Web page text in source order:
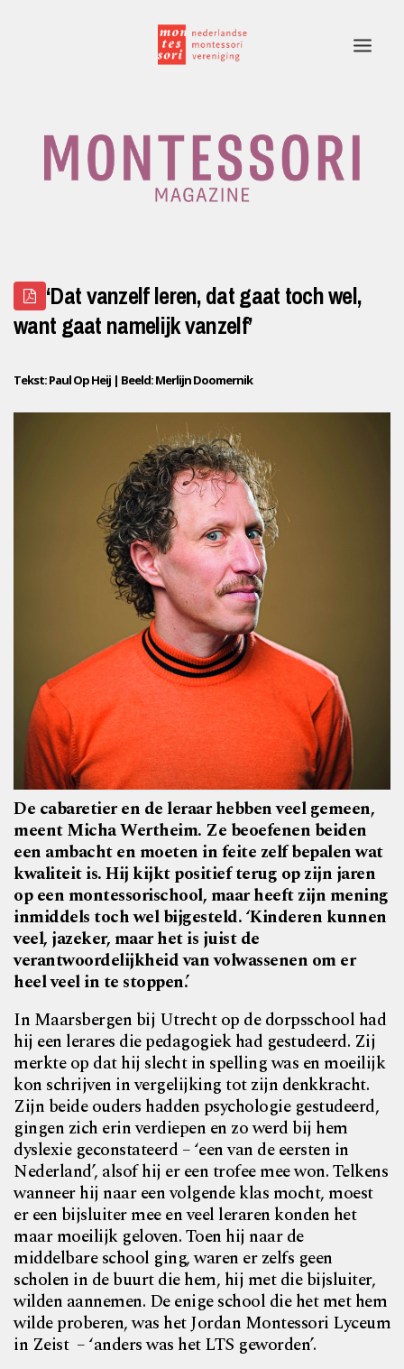
Home
Rubrieken
Montessori.nl
Contact
‘Dat vanzelf leren, dat gaat toch wel,
want gaat namelijk vanzelf’
Tekst: Paul Op Heij | Beeld: Merlijn Doomernik
De cabaretier en de leraar hebben veel gemeen,
meent Micha Wertheim. Ze beoefenen beiden
een ambacht en moeten in feite zelf bepalen wat
kwaliteit is. Hij kijkt positief terug op zijn jaren
op een montessorischool, maar heeft zijn mening
inmiddels toch wel bijgesteld. ‘Kinderen kunnen
veel, jazeker, maar het is juist de
verantwoordelijkheid van volwassenen om er
heel veel in te stoppen.’
In Maarsbergen bij Utrecht op de dorpsschool had
hij een lerares die pedagogiek had gestudeerd. Zij
merkte op dat hij slecht in spelling was en moeilijk
kon schrijven in vergelijking tot zijn denkkracht.
Zijn beide ouders hadden psychologie gestudeerd,
gingen zich erin verdiepen en zo werd bij hem
dyslexie geconstateerd – ‘een van de eersten in
Nederland’, alsof hij er een trofee mee won. Telkens
wanneer hij naar een volgende klas mocht, moest
er een bijsluiter mee en veel leraren konden het
maar moeilijk geloven. Toen hij naar de
middelbare school ging, waren er zelfs geen
scholen in de buurt die hem, hij met die bijsluiter,
wilden aannemen. De enige school die het met hem
wilde proberen, was het Jordan Montessori Lyceum
in Zeist – ‘anders was het LTS geworden’.